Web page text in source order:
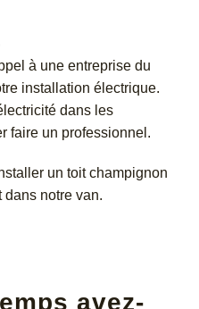
à une entreprise du
installation électrique.
dans les
faire un professionnel.
un toit champignon
notre van.
avez-